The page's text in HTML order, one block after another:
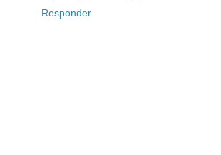
Responder